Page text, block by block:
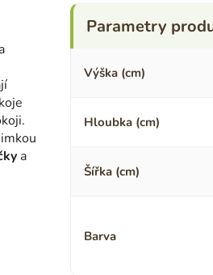
a
Výška (cm)
Hloubka (cm)
Šířka (cm)
Barva